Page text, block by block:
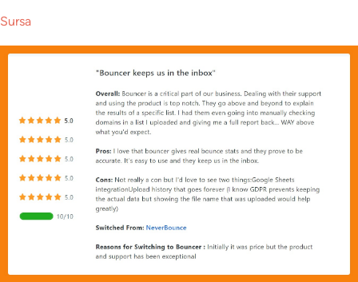
Sursa